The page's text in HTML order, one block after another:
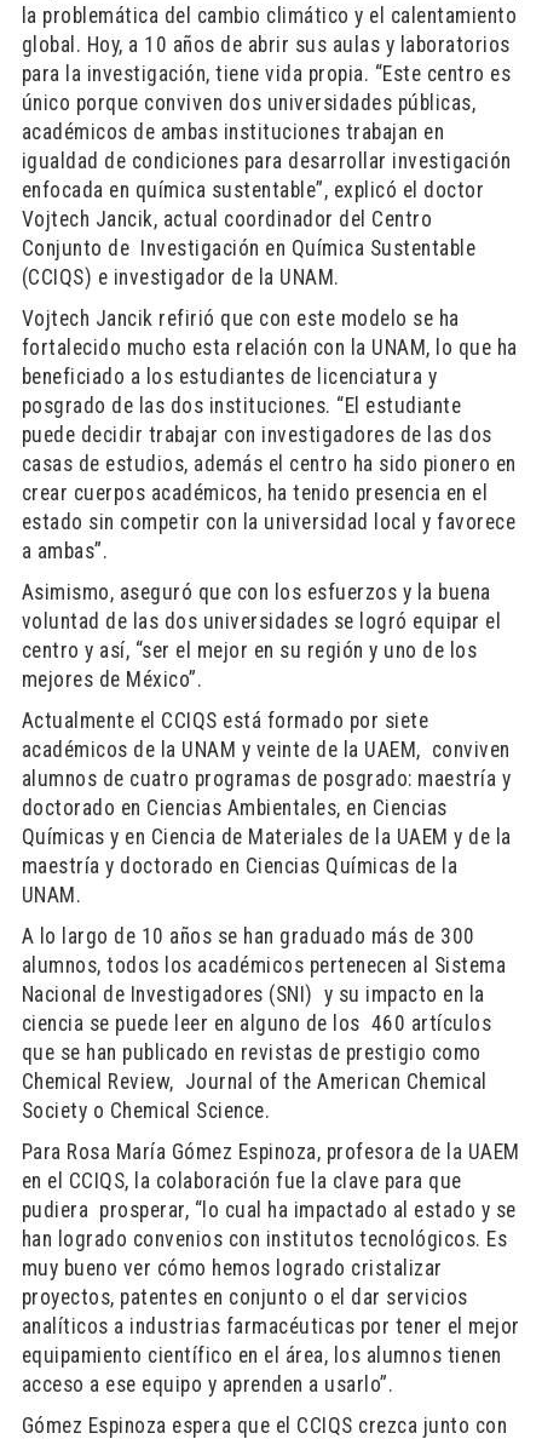
la problemática del cambio climático y el calentamiento
global. Hoy, a 10 años de abrir sus aulas y laboratorios
para la investigación, tiene vida propia. “Este centro es
único porque conviven dos universidades públicas,
académicos de ambas instituciones trabajan en
igualdad de condiciones para desarrollar investigación
enfocada en química sustentable”, explicó el doctor
Vojtech Jancik, actual coordinador del Centro
Conjunto de Investigación en Química Sustentable
(CCIQS) e investigador de la UNAM.
Vojtech Jancik refirió que con este modelo se ha
fortalecido mucho esta relación con la UNAM, lo que ha
beneficiado a los estudiantes de licenciatura y
posgrado de las dos instituciones. “El estudiante
puede decidir trabajar con investigadores de las dos
casas de estudios, además el centro ha sido pionero en
crear cuerpos académicos, ha tenido presencia en el
estado sin competir con la universidad local y favorece
a ambas”.
Asimismo, aseguró que con los esfuerzos y la buena
voluntad de las dos universidades se logró equipar el
centro y así, “ser el mejor en su región y uno de los
mejores de México”.
Actualmente el CCIQS está formado por siete
académicos de la UNAM y veinte de la UAEM, conviven
alumnos de cuatro programas de posgrado: maestría y
doctorado en Ciencias Ambientales, en Ciencias
Químicas y en Ciencia de Materiales de la UAEM y de la
maestría y doctorado en Ciencias Químicas de la
UNAM.
A lo largo de 10 años se han graduado más de 300
alumnos, todos los académicos pertenecen al Sistema
Nacional de Investigadores (SNI) y su impacto en la
ciencia se puede leer en alguno de los 460 artículos
que se han publicado en revistas de prestigio como
Chemical Review, Journal of the American Chemical
Society o Chemical Science.
Para Rosa María Gómez Espinoza, profesora de la UAEM
en el CCIQS, la colaboración fue la clave para que
pudiera prosperar, “lo cual ha impactado al estado y se
han logrado convenios con institutos tecnológicos. Es
muy bueno ver cómo hemos logrado cristalizar
proyectos, patentes en conjunto o el dar servicios
analíticos a industrias farmacéuticas por tener el mejor
equipamiento científico en el área, los alumnos tienen
acceso a ese equipo y aprenden a usarlo”.
Gómez Espinoza espera que el CCIQS crezca junto con